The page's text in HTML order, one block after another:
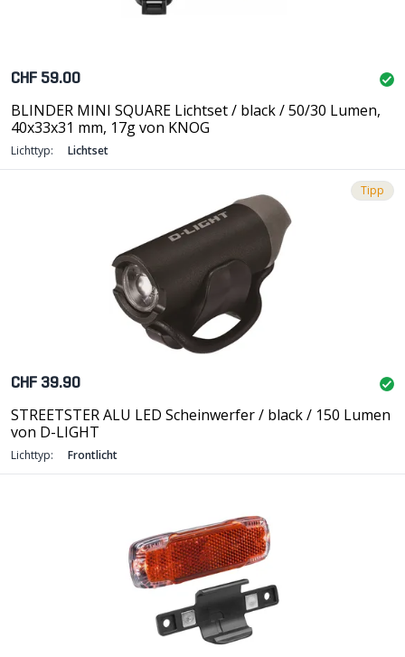
CHF 59.00
BLINDER MINI SQUARE Lichtset / black / 50/30 Lumen,
40x33x31 mm, 17g von KNOG
Lichttyp: Lichtset
Tipp
CHF 39.90
STREETSTER ALU LED Scheinwerfer / black / 150 Lumen
von D-LIGHT
Lichttyp: Frontlicht